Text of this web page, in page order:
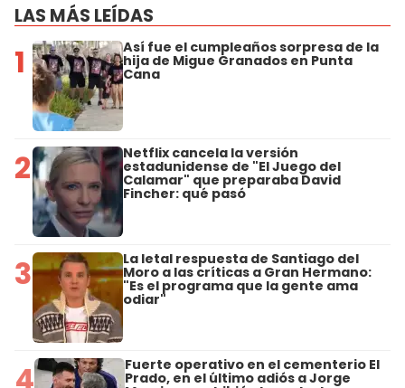
LAS MÁS LEÍDAS
1 Así fue el cumpleaños sorpresa de la
hija de Migue Granados en Punta
Cana
2 Netflix cancela la versión
estadunidense de "El Juego del
Calamar" que preparaba David
Fincher: qué pasó
3 La letal respuesta de Santiago del
Moro a las críticas a Gran Hermano:
"Es el programa que la gente ama
odiar"
4 Fuerte operativo en el cementerio El
Prado, en el último adiós a Jorge